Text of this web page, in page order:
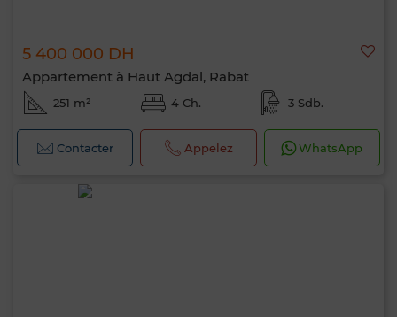
5 400 000 DH
Appartement à Haut Agdal, Rabat
251 m² 4 Ch. 3 Sdb.
Contacter Appelez WhatsApp